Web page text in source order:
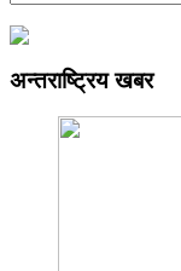
अन्तराष्ट्रिय खबर